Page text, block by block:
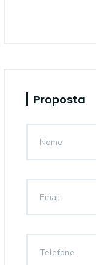
Proposta